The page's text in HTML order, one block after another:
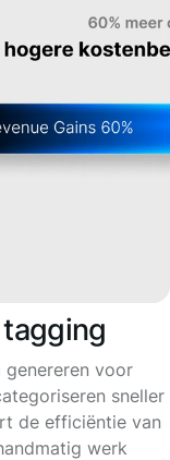
genereren voor
sneller
de efficiëntie van
werk